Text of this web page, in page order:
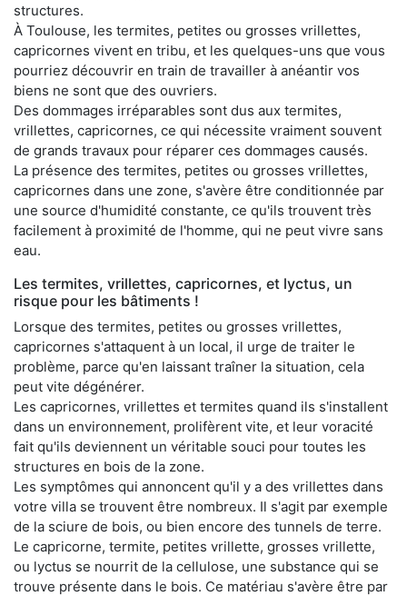
structures.
À Toulouse, les termites, petites ou grosses vrillettes,
capricornes vivent en tribu, et les quelques-uns que vous
pourriez découvrir en train de travailler à anéantir vos
biens ne sont que des ouvriers.
Des dommages irréparables sont dus aux termites,
vrillettes, capricornes, ce qui nécessite vraiment souvent
de grands travaux pour réparer ces dommages causés.
La présence des termites, petites ou grosses vrillettes,
capricornes dans une zone, s'avère être conditionnée par
une source d'humidité constante, ce qu'ils trouvent très
facilement à proximité de l'homme, qui ne peut vivre sans
eau.
Les termites, vrillettes, capricornes, et lyctus, un
risque pour les bâtiments !
Lorsque des termites, petites ou grosses vrillettes,
capricornes s'attaquent à un local, il urge de traiter le
problème, parce qu'en laissant traîner la situation, cela
peut vite dégénérer.
Les capricornes, vrillettes et termites quand ils s'installent
dans un environnement, prolifèrent vite, et leur voracité
fait qu'ils deviennent un véritable souci pour toutes les
structures en bois de la zone.
Les symptômes qui annoncent qu'il y a des vrillettes dans
votre villa se trouvent être nombreux. Il s'agit par exemple
de la sciure de bois, ou bien encore des tunnels de terre.
Le capricorne, termite, petites vrillette, grosses vrillette,
ou lyctus se nourrit de la cellulose, une substance qui se
trouve présente dans le bois. Ce matériau s'avère être par